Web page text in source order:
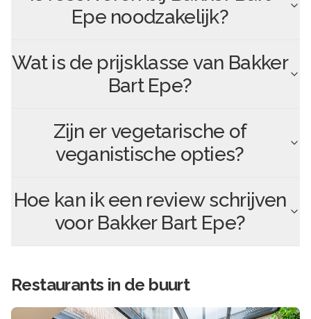
Epenoodzakelijk?
Wat is de prijsklasse van Bakker
Bart Epe?
Zijn er vegetarische of
veganistische opties?
Hoe kan ik een review schrijven
voor Bakker Bart Epe?
Restaurants in de buurt